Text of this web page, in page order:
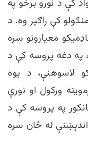
هېواد کې د نورو برخو په
کې راګېر وه. د
معیارونو سره
په دغه پروسه کې د
لاسوهنې، د یوه
ورکول او نورې
په پروسه کې د
له ځان سره